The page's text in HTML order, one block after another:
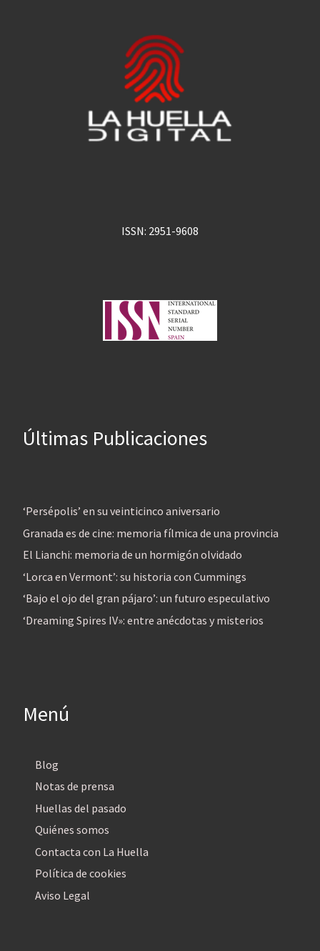
ISSN: 2951-9608
Últimas Publicaciones
‘Persépolis’ en su veinticinco aniversario
Granada es de cine: memoria fílmica de una provincia
El Lianchi: memoria de un hormigón olvidado
‘Lorca en Vermont’: su historia con Cummings
‘Bajo el ojo del gran pájaro’: un futuro especulativo
‘Dreaming Spires IV»: entre anécdotas y misterios
Menú
Blog
Notas de prensa
Huellas del pasado
Quiénes somos
Contacta con La Huella
Política de cookies
Aviso Legal